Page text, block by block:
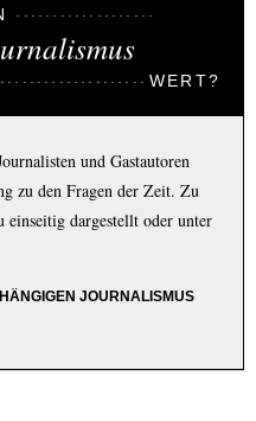
WERT?
und Gastautoren
zu den Fragen der Zeit. Zu
einseitig dargestellt oder unter
JOURNALISMUS